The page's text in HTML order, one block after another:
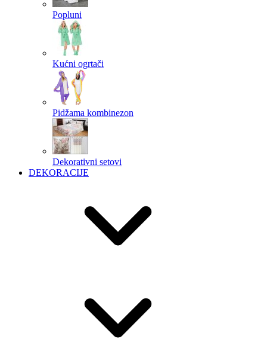
Popluni
Kućni ogrtači
Pidžama kombinezon
Dekorativni setovi
DEKORACIJE